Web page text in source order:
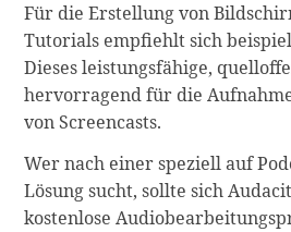
Für die Erstellung von
Tutorials empfiehlt sich
Dieses leistungsfähige,
hervorragend für die
von Screencasts.
Wer nach einer speziell auf
Lösung sucht, sollte sich
kostenlose